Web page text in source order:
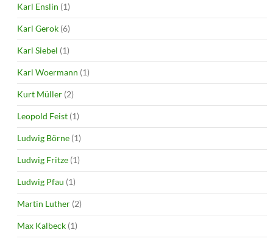
Karl Enslin (1)
Karl Gerok (6)
Karl Siebel (1)
Karl Woermann (1)
Kurt Müller (2)
Leopold Feist (1)
Ludwig Börne (1)
Ludwig Fritze (1)
Ludwig Pfau (1)
Martin Luther (2)
Max Kalbeck (1)